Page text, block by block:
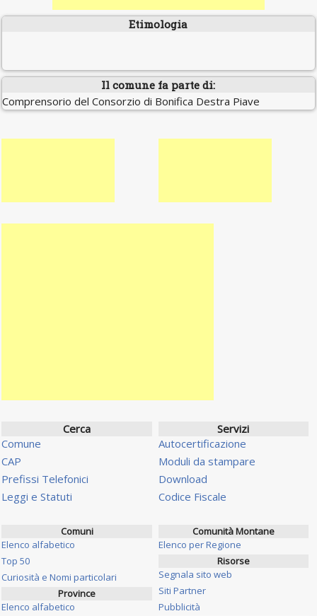
Etimologia
Il comune fa parte di:
Comprensorio del Consorzio di Bonifica Destra Piave
Cerca
Comune
CAP
Prefissi Telefonici
Leggi e Statuti
Servizi
Autocertificazione
Moduli da stampare
Download
Codice Fiscale
Comuni
Elenco alfabetico
Top 50
Curiosità e Nomi particolari
Province
Elenco alfabetico
Comunità Montane
Elenco per Regione
Risorse
Segnala sito web
Siti Partner
Pubblicità